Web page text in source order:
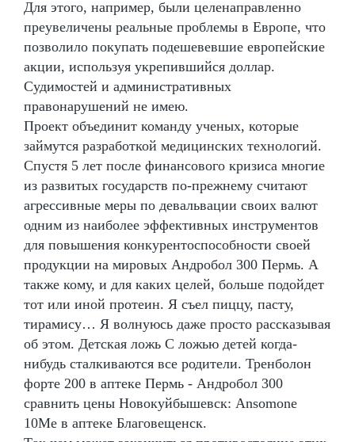
Для этого, например, были целенаправленно
преувеличены реальные проблемы в Европе, что
позволило покупать подешевевшие европейские
акции, используя укрепившийся доллар.
Судимостей и административных
правонарушений не имею.
Проект объединит команду ученых, которые
займутся разработкой медицинских технологий.
Спустя 5 лет после финансового кризиса многие
из развитых государств по-прежнему считают
агрессивные меры по девальвации своих валют
одним из наиболее эффективных инструментов
для повышения конкурентоспособности своей
продукции на мировых Андробол 300 Пермь. А
также кому, и для каких целей, больше подойдет
тот или иной протеин. Я съел пиццу, пасту,
тирамису… Я волнуюсь даже просто рассказывая
об этом. Детская ложь С ложью детей когда-
нибудь сталкиваются все родители. Тренболон
форте 200 в аптеке Пермь - Андробол 300
сравнить цены Новокуйбышевск: Ansomone
10Me в аптеке Благовещенск.